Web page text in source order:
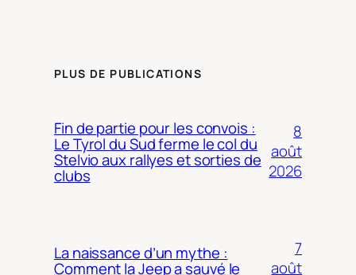
PLUS DE PUBLICATIONS
Fin de partie pour les convois :
Le Tyrol du Sud ferme le col du
Stelvio aux rallyes et sorties de
clubs
8
août
2026
La naissance d’un mythe :
Comment la Jeep a sauvé le
7
août